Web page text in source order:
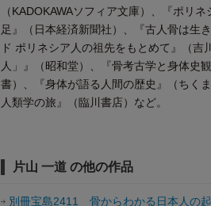
（KADOKAWAソフィア文庫）、『ポリ
足』（日本経済新聞社）、『古人骨は生
ド ポリネシア人の祖先をもとめて』（
人」』（昭和堂）、『骨考古学と身体史
書）、『身体が語る人間の歴史』（ちく
人類学の旅』（臨川書店）など。
片山 一道 の他の作品
別冊宝島2411 骨からわかる日本人の